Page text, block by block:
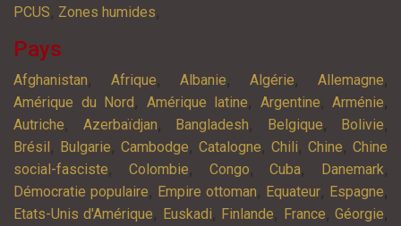
PCUS, Zones humides,
Pays
Afghanistan, Afrique, Albanie, Algérie, Allemagne,
Amérique du Nord , Amérique latine, Argentine, Arménie,
Autriche, Azerbaïdjan, Bangladesh, Belgique, Bolivie,
Brésil , Bulgarie, Cambodge, Catalogne, Chili, Chine, Chine
social-fasciste, Colombie, Congo,Cuba, Danemark,
Démocratie populaire, Empire ottoman, Equateur, Espagne,
Etats-Unis d'Amérique, Euskadi, Finlande, France,Géorgie,